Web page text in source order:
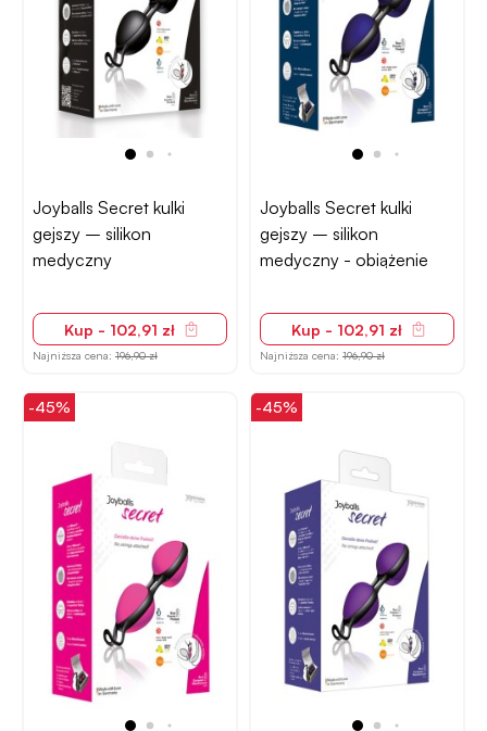
Joyballs Secret kulki
gejszy – silikon
medyczny
Kup - 102,91 zł
Najniższa cena: 196,90 zł
Joyballs Secret kulki
gejszy – silikon
medyczny - obiążenie
Kup - 102,91 zł
Najniższa cena: 196,90 zł
-45% -45%